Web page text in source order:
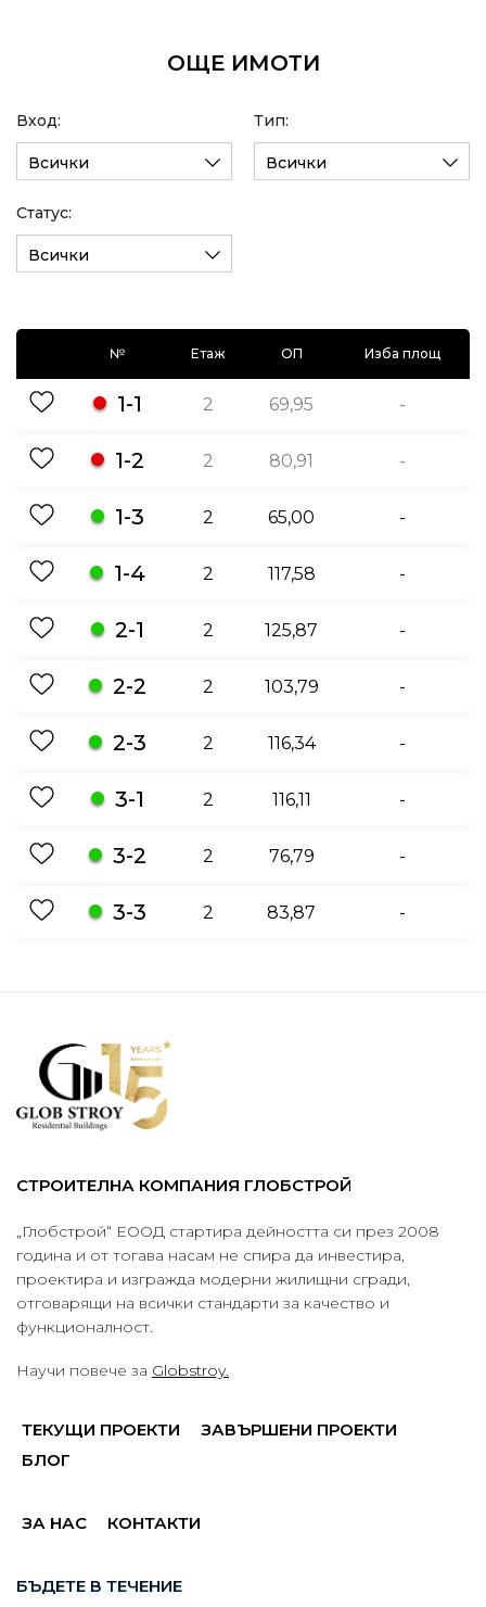
ОЩЕ ИМОТИ
Вход:
Всички
Тип:
Всички
Статус:
Всички
№ Етаж ОП Изба площ
1-1 2 69,95 -
1-2 2 80,91 -
1-3 2 65,00 -
1-4 2 117,58 -
2-1 2 125,87 -
2-2 2 103,79 -
2-3 2 116,34 -
3-1 2 116,11 -
3-2 2 76,79 -
3-3 2 83,87 -
СТРОИТЕЛНА КОМПАНИЯ ГЛОБСТРОЙ
„Глобстрой“ ЕООД стартира дейността си през 2008
година и от тогава насам не спира да инвестира,
проектира и изгражда модерни жилищни сгради,
отговарящи на всички стандарти за качество и
функционалност.
Научи повече за Globstroy.
ТЕКУЩИ ПРОЕКТИ
ЗАВЪРШЕНИ ПРОЕКТИ
БЛОГ
ЗА НАС КОНТАКТИ
БЪДЕТЕ В ТЕЧЕНИЕ